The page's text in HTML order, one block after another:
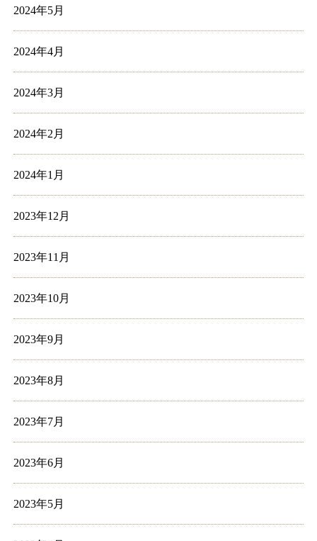
2024年5月
2024年4月
2024年3月
2024年2月
2024年1月
2023年12月
2023年11月
2023年10月
2023年9月
2023年8月
2023年7月
2023年6月
2023年5月